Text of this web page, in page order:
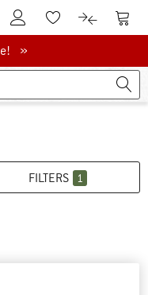
De klantenaccount
Naar deNaar de
»
FILTERS 1